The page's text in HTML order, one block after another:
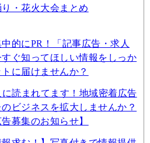
・花火大会まとめ
的にPR！「記事広告・求人
すぐ知ってほしい情報をしっか
に届けませんか？
に読まれてます！地域密着広告
ビジネスを拡大しませんか？
告募集のお知らせ】